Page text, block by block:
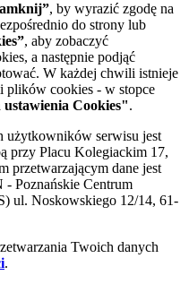
, by wyrazić zgodę na
do strony lub
, aby zobaczyć
a następnie podjąć
W każdej chwili istnieje
plików cookies - w stopce
Cookies".
użytkowników serwisu jest
przy Placu Kolegiackim 17,
przetwarzającym dane jest
Poznańskie Centrum
ul. Noskowskiego 12/14, 61-
Twoich danych
.